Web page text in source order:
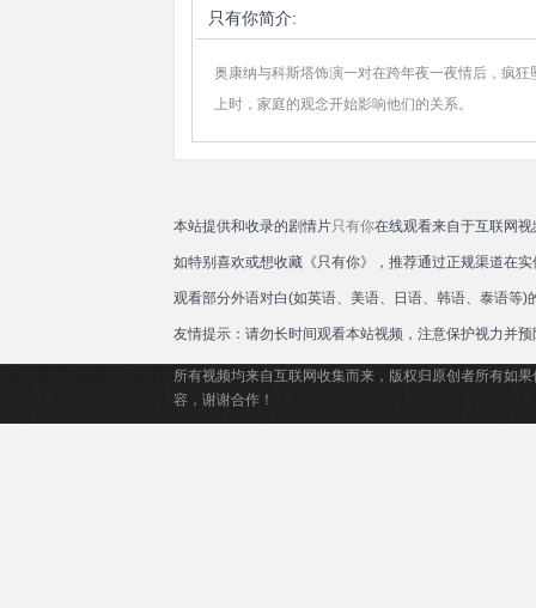
只有你简介:
奥康纳与科斯塔饰演一对在跨年夜一夜情后，疯
上时，家庭的观念开始影响他们的关系。
本站提供和收录的剧情片只有你在线观看来自于互联网
如特别喜欢或想收藏《只有你》，推荐通过正规渠道在
观看部分外语对白(如英语、美语、日语、韩语、泰语等
友情提示：请勿长时间观看本站视频，注意保护视力并预
所有视频均来自互联网收集而来，版权归原创者所有如
容，谢谢合作！